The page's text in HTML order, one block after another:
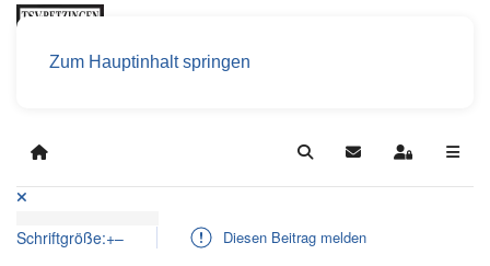
Zum Hauptinhalt springen
Home SearchUpdatesSign In
Schriftgröße:+– Diesen Beitrag melden